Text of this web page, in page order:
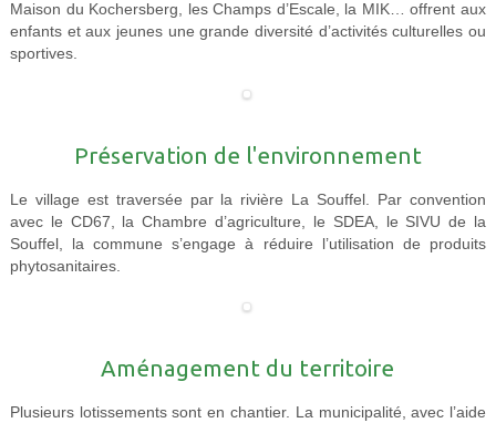
Maison du Kochersberg, les Champs d’Escale, la MIK… offrent aux
enfants et aux jeunes une grande diversité d’activités culturelles ou
sportives.
Préservation de l'environnement
Le village est traversée par la rivière La Souffel. Par convention
avec le CD67, la Chambre d’agriculture, le SDEA, le SIVU de la
Souffel, la commune s’engage à réduire l’utilisation de produits
phytosanitaires.
Aménagement du territoire
Plusieurs lotissements sont en chantier. La municipalité, avec l’aide